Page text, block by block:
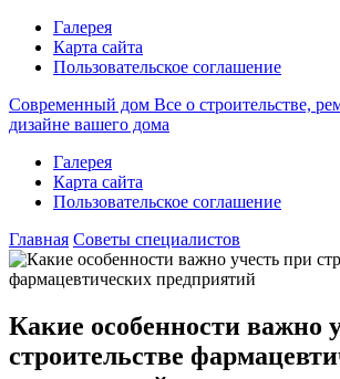
Галерея
Карта сайта
Пользовательское соглашение
Современный дом Все о строительстве,
дизайне вашего дома
Галерея
Карта сайта
Пользовательское соглашение
Главная Советы специалистов
Какие особенности важно
строительстве